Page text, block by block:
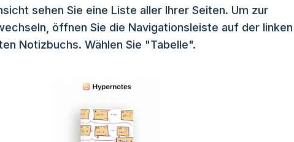
sehen Sie eine Liste aller Ihrer Seiten. Um zur
öffnen Sie die Navigationsleiste auf der linken
Notizbuchs. Wählen Sie "Tabelle".